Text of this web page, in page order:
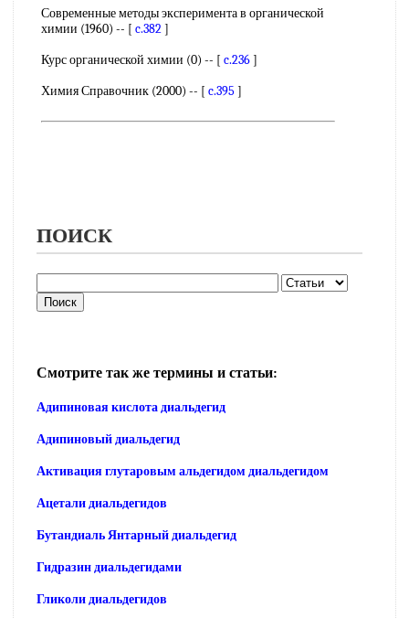
Современные методы эксперимента в органической
химии (1960) -- [ c.382]
Курс органической химии (0) -- [ c.236]
Химия Справочник (2000) -- [ c.395 ]
ПОИСК
Смотрите так же термины и статьи:
Адипиновая кислота диальдегид
Адипиновый диальдегид
Активация глутаровым альдегидом диальдегидом
Ацетали диальдегидов
Бутандиаль Янтарный диальдегид
Гидразин диальдегидами
Гликоли диальдегидов